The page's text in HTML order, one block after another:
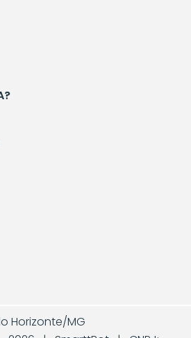
Horizonte/MG